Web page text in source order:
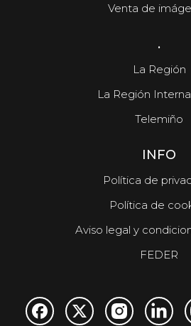
Venta de
.
La Región
La Región
Telemiño
INFO
Política de
Política de
Aviso legal y
FEDER